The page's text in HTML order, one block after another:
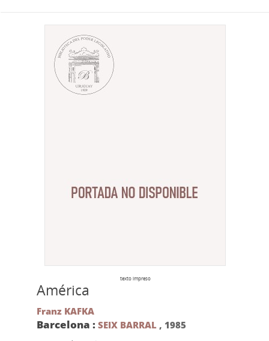
texto impreso
América
Franz KAFKA
Barcelona : SEIX BARRAL , 1985